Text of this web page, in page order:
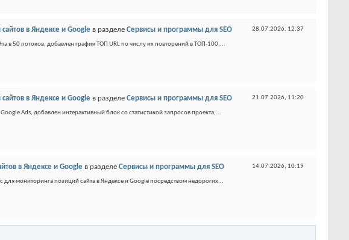
28.07.2026, 12:37
в Яндексе и Google в разделе Сервисы и программы для SEO
в 50 потоков, добавлен график ТОП URL по числу их повторений в ТОП-100,...
21.07.2026, 11:20
в Яндексе и Google в разделе Сервисы и программы для SEO
Ads, добавлен интерактивный блок со статистикой запросов проекта,...
14.07.2026, 10:19
в Яндексе и Google в разделе Сервисы и программы для SEO
мониторинга позиций сайта в Яндексе и Google посредством недорогих...